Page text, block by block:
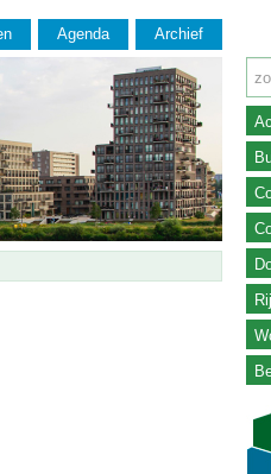
Agenda Archief